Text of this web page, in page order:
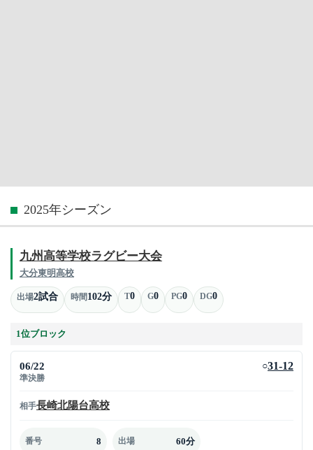
2025年シーズン
九州高等学校ラグビー大会
大分東明高校
出場2試合 時間102分 T0 G0 PG0 DG0
1位ブロック
06/22
準決勝
○31-12
相手長崎北陽台高校
番号 8 出場 60分